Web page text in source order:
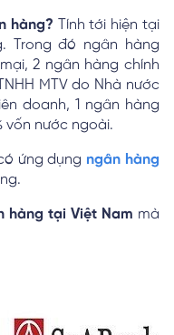
hàng?
Tính tới hiện tại
Trong đó ngân hàng
2 ngân hàng chính
MTV do Nhà nước
doanh, 1 ngân hàng
vốn nước ngoài.
ứng dụng ngân hàng
hàng tại Việt Nam mà